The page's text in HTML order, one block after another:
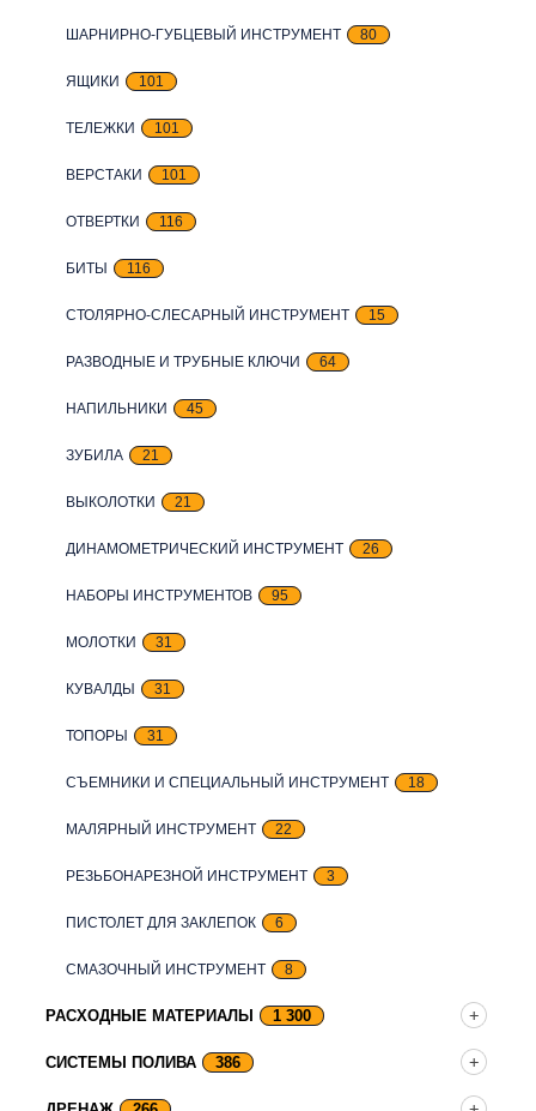
ШАРНИРНО-ГУБЦЕВЫЙ ИНСТРУМЕНТ 80
ЯЩИКИ 101
ТЕЛЕЖКИ 101
ВЕРСТАКИ 101
ОТВЕРТКИ 116
БИТЫ 116
СТОЛЯРНО-СЛЕСАРНЫЙ ИНСТРУМЕНТ 15
РАЗВОДНЫЕ И ТРУБНЫЕ КЛЮЧИ 64
НАПИЛЬНИКИ 45
ЗУБИЛА 21
ВЫКОЛОТКИ 21
ДИНАМОМЕТРИЧЕСКИЙ ИНСТРУМЕНТ 26
НАБОРЫ ИНСТРУМЕНТОВ 95
МОЛОТКИ 31
КУВАЛДЫ 31
ТОПОРЫ 31
СЪЕМНИКИ И СПЕЦИАЛЬНЫЙ ИНСТРУМЕНТ 18
МАЛЯРНЫЙ ИНСТРУМЕНТ 22
РЕЗЬБОНАРЕЗНОЙ ИНСТРУМЕНТ 3
ПИСТОЛЕТ ДЛЯ ЗАКЛЕПОК 6
СМАЗОЧНЫЙ ИНСТРУМЕНТ 8
РАСХОДНЫЕ МАТЕРИАЛЫ 1 300
СИСТЕМЫ ПОЛИВА 386